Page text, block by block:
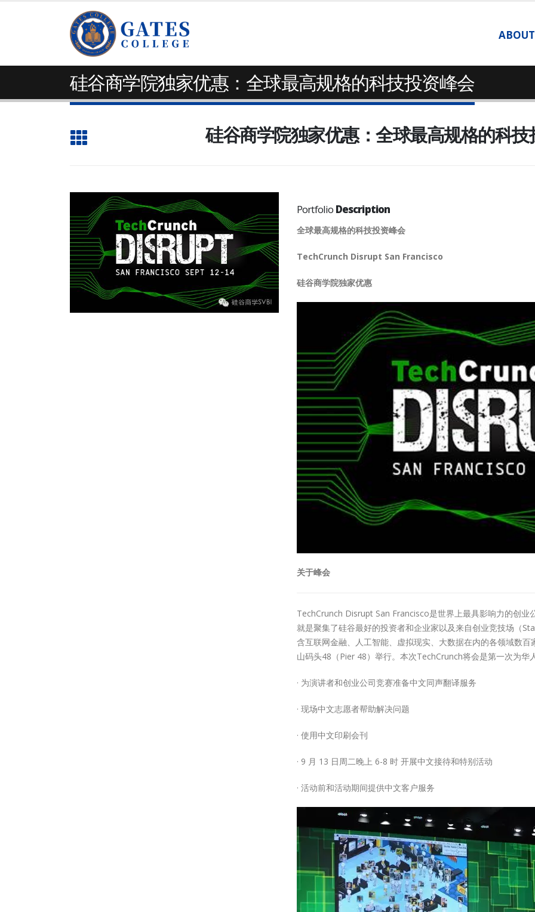
ABOUT
硅谷商学院独家优惠：全球最高规格的科技投资峰会
硅谷商学院独家优惠：全球最高规格的科技
Portfolio Description
全球最高规格的科技投资峰会
TechCrunch Disrupt San Francisco
硅谷商学院独家优惠
关于峰会
TechCrunch Disrupt San Francisco是世界上最具影响力的创
就是聚集了硅谷最好的投资者和企业家以及来自创业竞技场（
含互联网金融、人工智能、虚拟现实、大数据在内的各领域数
山码头48（Pier 48）举行。本次TechCrunch将会是第一次为华
· 为演讲者和创业公司竞赛准备中文同声翻译服务
· 现场中文志愿者帮助解决问题
· 使用中文印刷会刊
· 9 月 13 日周二晚上 6-8 时 开展中文接待和特别活动
· 活动前和活动期间提供中文客户服务